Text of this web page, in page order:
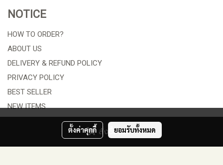
สั่งซื้อสินค้า
NOTICE
HOW TO ORDER?
ABOUT US
DELIVERY & REFUND POLICY
PRIVACY POLICY
BEST SELLER
NEW ITEMS
ORDER TRACKING
ตั้งค่าคุกกี้ ยอมรับทั้งหมด